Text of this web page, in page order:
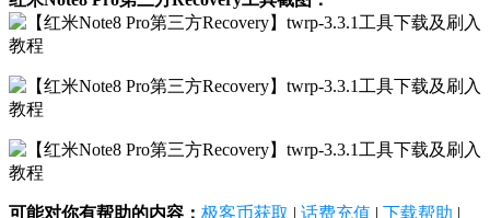
可能对你有帮助的内容： 极客币获取 | 话费充值 | 下载帮助 |